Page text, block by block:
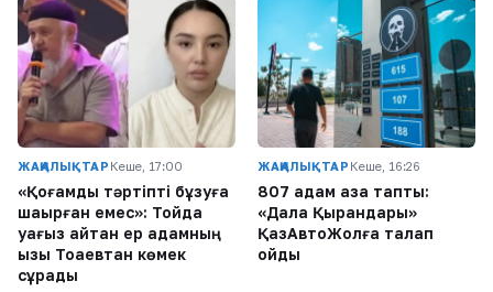
ЖАҢАЛЫҚТАР Кеше, 17:00
«Қоғамдық тәртіпті бұзуға
шақырған емес»: Тойда
уағыз айтқан ер адамның
қызы Тоқаевтан көмек
сұрады
ЖАҢАЛЫҚТАР Кеше, 16:26
807 адам қаза тапты:
«Дала Қырандары»
ҚазАвтоЖолға талап
қойды